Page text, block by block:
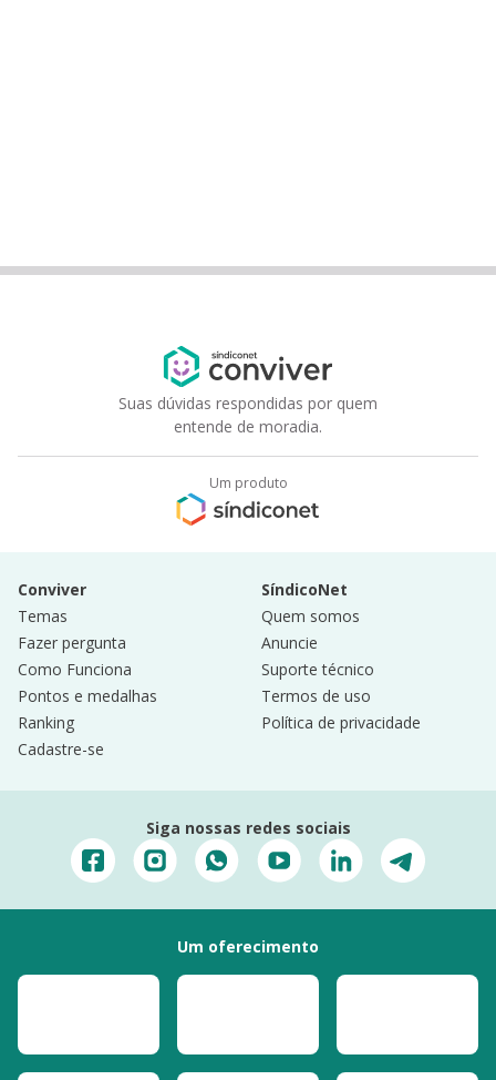
Suas dúvidas respondidas por quem
entende de moradia.
Um produto
Conviver
Temas
Fazer pergunta
Como Funciona
Pontos e medalhas
Ranking
Cadastre-se
SíndicoNet
Quem somos
Anuncie
Suporte técnico
Termos de uso
Política de privacidade
Siga nossas redes sociais
Um oferecimento